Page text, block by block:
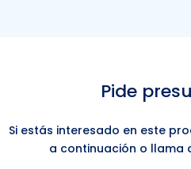
Pide
Si estás interesado en este
a continuación o llama